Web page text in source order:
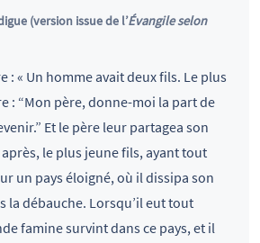
(version issue de l’Évangile selon
: « Un homme avait deux fils. Le plus
: “Mon père, donne-moi la part de
Et le père leur partagea son
le plus jeune fils, ayant tout
un pays éloigné, où il dissipa son
la débauche. Lorsqu’il eut tout
famine survint dans ce pays, et il